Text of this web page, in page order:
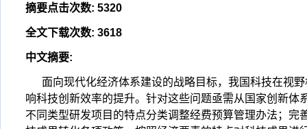
摘要点击次数: 5320
全文下载次数: 3618
中文摘要:
面向现代化经济体系建设的战略目标，我国科技在视
响科技创新效率的提升。针对这些问题亟需从国家创新
不同类型研发项目的特点分类调整经费预算管理办法；